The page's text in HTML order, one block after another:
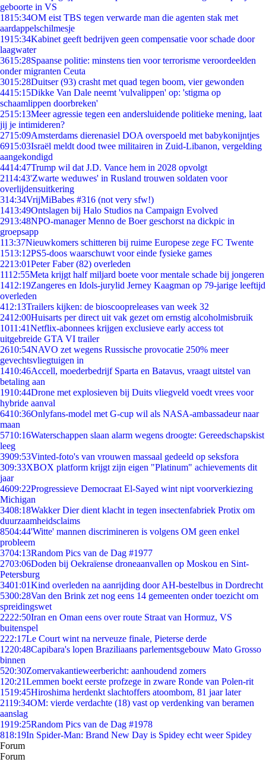
geboorte in VS
1815:34OM eist TBS tegen verwarde man die agenten stak met
aardappelschilmesje
1915:34Kabinet geeft bedrijven geen compensatie voor schade door
laagwater
3615:28Spaanse politie: minstens tien voor terrorisme veroordeelden
onder migranten Ceuta
3015:28Duitser (93) crasht met quad tegen boom, vier gewonden
4415:15Dikke Van Dale neemt 'vulvalippen' op: 'stigma op
schaamlippen doorbreken'
2515:13Meer agressie tegen een andersluidende politieke mening, laat
jij je intimideren?
2715:09Amsterdams dierenasiel DOA overspoeld met babykonijntjes
6915:03Israël meldt dood twee militairen in Zuid-Libanon, vergelding
aangekondigd
4414:47Trump wil dat J.D. Vance hem in 2028 opvolgt
2114:43'Zwarte weduwes' in Rusland trouwen soldaten voor
overlijdensuitkering
314:34VrijMiBabes #316 (not very sfw!)
1413:49Ontslagen bij Halo Studios na Campaign Evolved
2913:48NPO-manager Menno de Boer geschorst na dickpic in
groepsapp
113:37Nieuwkomers schitteren bij ruime Europese zege FC Twente
1513:12PS5-doos waarschuwt voor einde fysieke games
2213:01Peter Faber (82) overleden
1112:55Meta krijgt half miljard boete voor mentale schade bij jongeren
1412:19Zangeres en Idols-jurylid Jerney Kaagman op 79-jarige leeftijd
overleden
412:13Trailers kijken: de bioscoopreleases van week 32
2412:00Huisarts per direct uit vak gezet om ernstig alcoholmisbruik
1011:41Netflix-abonnees krijgen exclusieve early access tot
uitgebreide GTA VI trailer
2610:54NAVO zet wegens Russische provocatie 250% meer
gevechtsvliegtuigen in
1410:46Accell, moederbedrijf Sparta en Batavus, vraagt uitstel van
betaling aan
1910:44Drone met explosieven bij Duits vliegveld voedt vrees voor
hybride aanval
6410:36Onlyfans-model met G-cup wil als NASA-ambassadeur naar
maan
5710:16Waterschappen slaan alarm wegens droogte: Gereedschapskist
leeg
3909:53Vinted-foto's van vrouwen massaal gedeeld op seksfora
309:33XBOX platform krijgt zijn eigen "Platinum" achievements dit
jaar
4609:22Progressieve Democraat El-Sayed wint nipt voorverkiezing
Michigan
3408:18Wakker Dier dient klacht in tegen insectenfabriek Protix om
duurzaamheidsclaims
8504:44'Witte' mannen discrimineren is volgens OM geen enkel
probleem
3704:13Random Pics van de Dag #1977
2703:06Doden bij Oekraïense droneaanvallen op Moskou en Sint-
Petersburg
3401:01Kind overleden na aanrijding door AH-bestelbus in Dordrecht
5300:28Van den Brink zet nog eens 14 gemeenten onder toezicht om
spreidingswet
2222:50Iran en Oman eens over route Straat van Hormuz, VS
buitenspel
222:17Le Court wint na nerveuze finale, Pieterse derde
1220:48Capibara's lopen Braziliaans parlementsgebouw Mato Grosso
binnen
520:30Zomervakantieweerbericht: aanhoudend zomers
1 20:21Lemmen boekt eerste profzege in zware Ronde van Polen-rit
1519:45Hiroshima herdenkt slachtoffers atoombom, 81 jaar later
2119:34OM: vierde verdachte (18) vast op verdenking van beramen
aanslag
1919:25Random Pics van de Dag #1978
818:19In Spider-Man: Brand New Day is Spidey echt weer Spidey
Forum
Forum